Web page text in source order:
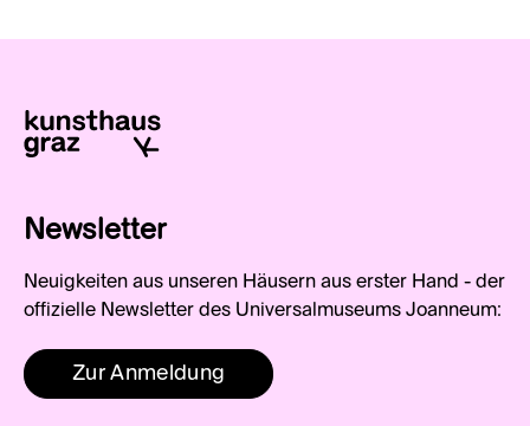
Newsletter
Neuigkeiten aus unseren Häusern aus erster Hand - der
offizielle Newsletter des Universalmuseums Joanneum:
Zur Anmeldung